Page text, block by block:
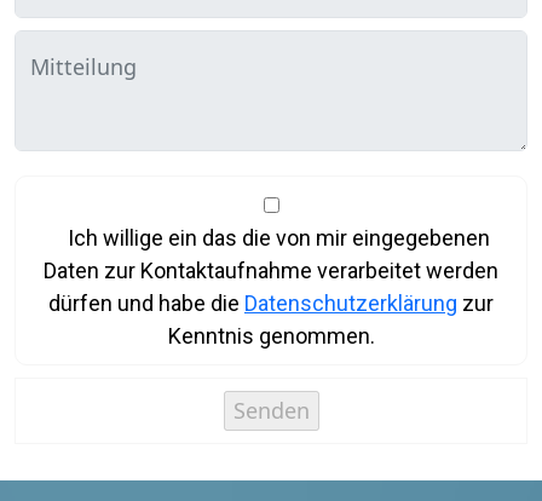
Mitteilung
Ich willige ein das die von mir eingegebenen
Daten zur Kontaktaufnahme verarbeitet werden
dürfen und habe die Datenschutzerklärung zur
Kenntnis genommen.